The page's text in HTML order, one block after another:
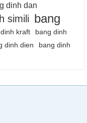
dinh dan
simili bang
kraft
bang dinh
dinh dien
bang dinh